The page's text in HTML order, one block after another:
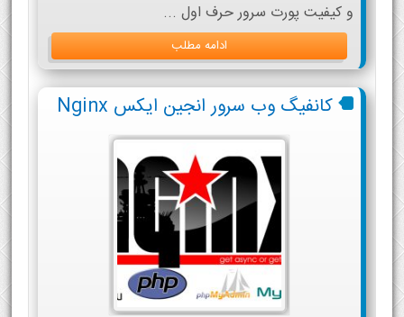
و کیفیت پورت سرور حرف اول ...
ادامه مطلب
کانفیگ وب سرور انجین ایکس Nginx